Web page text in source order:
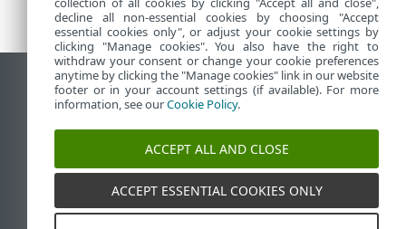
Visa skrivbords-webbplats
End of Life
ESET kunskapsbas
ESET Status Portal
Regional support
decline all non-essential cookies by choosing "Accept
essential cookies only", or adjust your cookie settings by
clicking "Manage cookies". You also have the right to
withdraw your consent or change your cookie preferences
anytime by clicking the "Manage cookies" link in our website
footer or in your account settings (if available). For more
information, see ourCookie Policy.
ACCEPT ALL AND CLOSE
ACCEPT ESSENTIAL COOKIES ONLY